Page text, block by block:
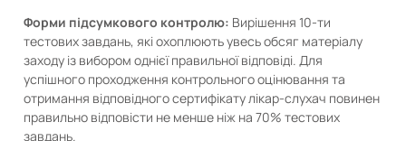
Форми підсумкового контролю: Вирішення 10-ти
тестових завдань, які охоплюють увесь обсяг матеріалу
заходу із вибором однієї правильної відповіді. Для
успішного проходження контрольного оцінювання та
отримання відповідного сертифікату лікар-слухач повинен
правильно відповісти не менше ніж на 70% тестових
завдань.